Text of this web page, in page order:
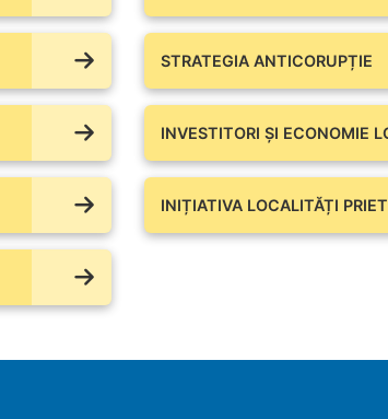
STRATEGIA ANTICORUPȚIE
INVESTITORI ȘI ECONOMIE
INIȚIATIVA LOCALITĂȚI